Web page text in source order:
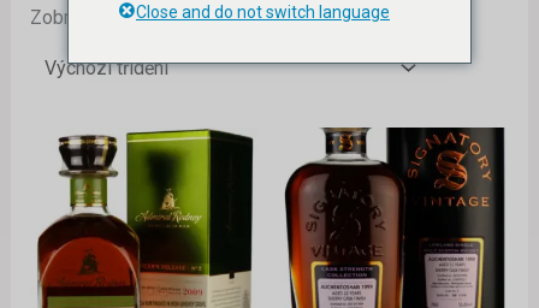
Zobrazeno 1. – 12. z 39 výsledků
Close and do not switch language